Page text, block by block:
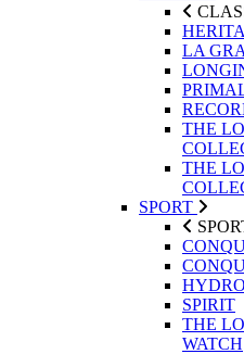
LA
THE
THE
SPORT
SPIRIT
THE
WATCH